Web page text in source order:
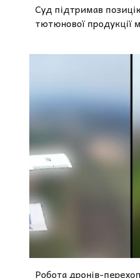
Суд підтримав
тютюнової продукції
Робота дронів-